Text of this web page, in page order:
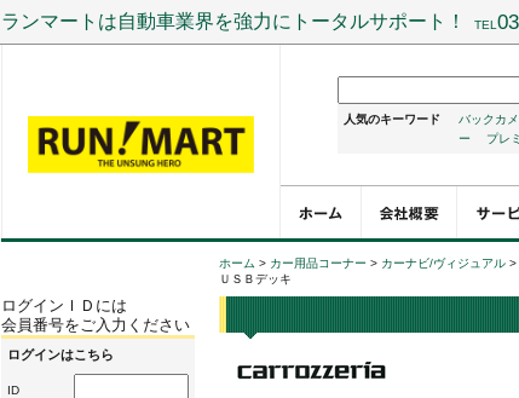
ランマートは自動車業界を強力にトータルサポート！ TEL
人気のキーワード バックカ
ー
プレ
ログインＩＤには
会員番号をご入力ください
ログインはこちら
ID
ホーム > カー用品コーナー > カーナビ/ヴィジュアル >
ＵＳＢデッキ